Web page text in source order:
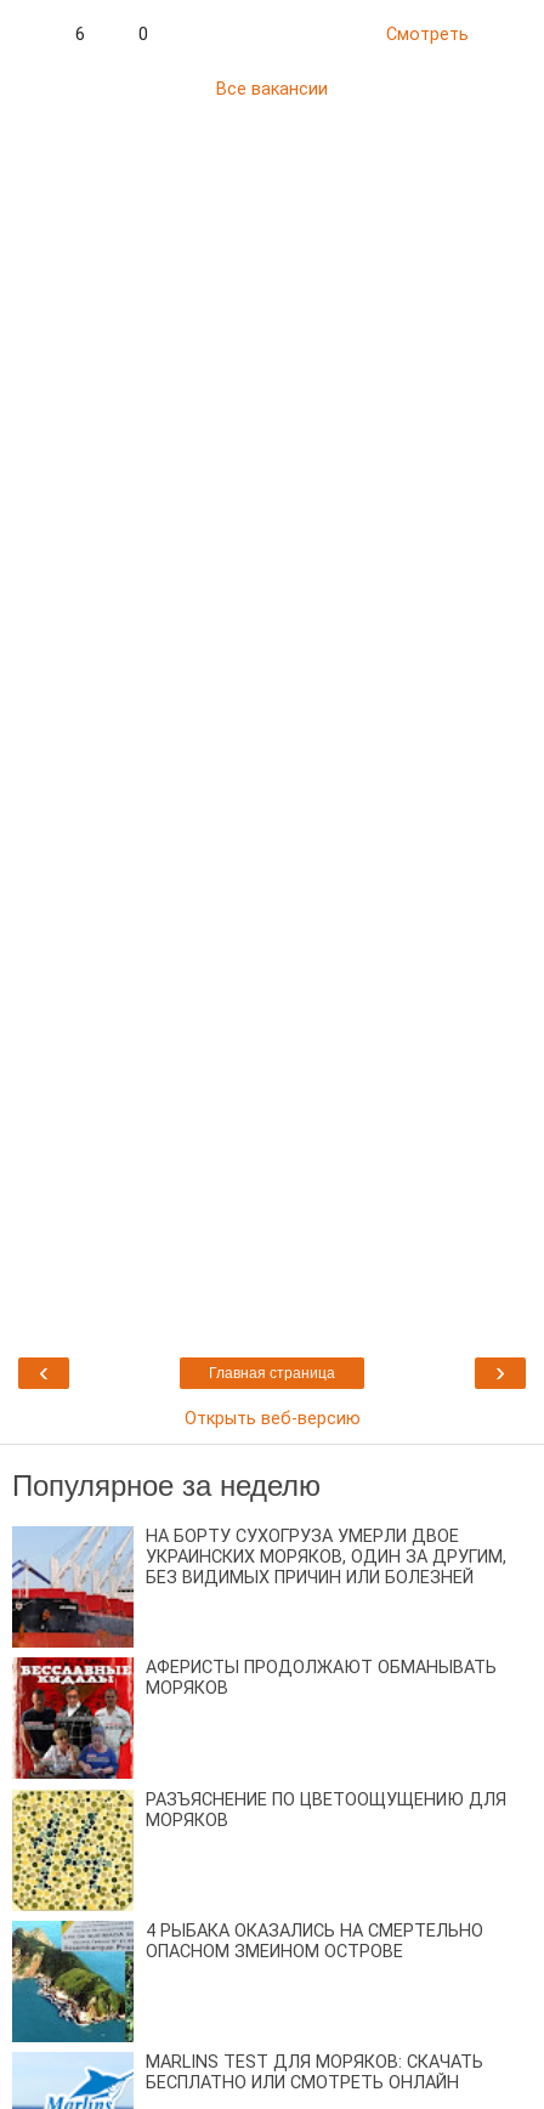
6 0 Смотреть
Все вакансии
‹ ›
Главная страница
Открыть веб-версию
Популярное за неделю
НА БОРТУ СУХОГРУЗА УМЕРЛИ ДВОЕ
УКРАИНСКИХ МОРЯКОВ, ОДИН ЗА ДРУГИМ,
БЕЗ ВИДИМЫХ ПРИЧИН ИЛИ БОЛЕЗНЕЙ
АФЕРИСТЫ ПРОДОЛЖАЮТ ОБМАНЫВАТЬ
МОРЯКОВ
РАЗЪЯСНЕНИЕ ПО ЦВЕТООЩУЩЕНИЮ ДЛЯ
МОРЯКОВ
4 РЫБАКА ОКАЗАЛИСЬ НА СМЕРТЕЛЬНО
ОПАСНОМ ЗМЕИНОМ ОСТРОВЕ
MARLINS TEST ДЛЯ МОРЯКОВ: СКАЧАТЬ
БЕСПЛАТНО ИЛИ СМОТРЕТЬ ОНЛАЙН